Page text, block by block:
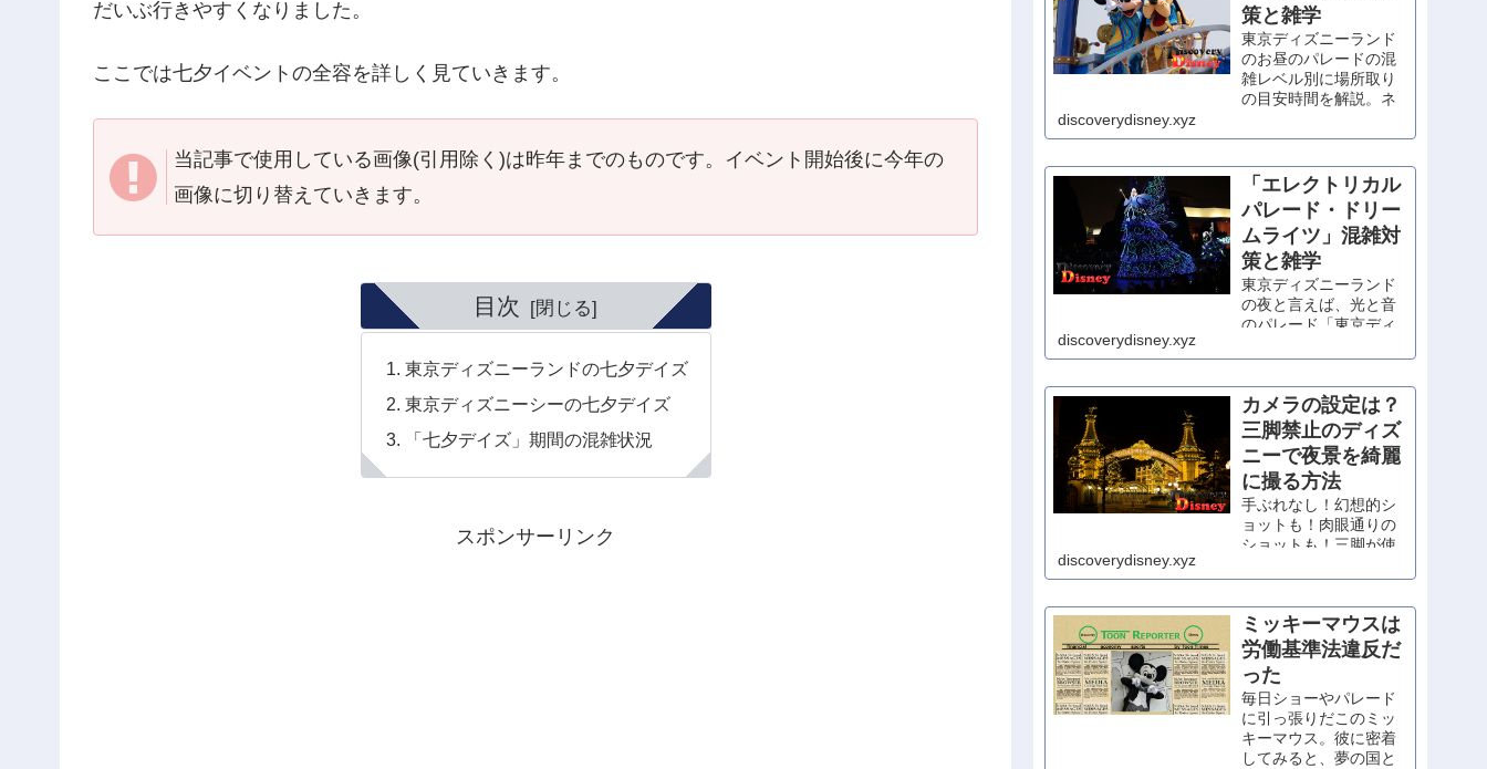
だいぶ行きやすくなりました。
ここでは七夕イベントの全容を詳しく見ていきます。
当記事で使用している画像(引用除く)は昨年までのものです。イベント開始後に今年の
画像に切り替えていきます。
目次
東京ディズニーランドの七夕デイズ
東京ディズニーシーの七夕デイズ
「七夕デイズ」期間の混雑状況
スポンサーリンク
能なので、予約無しの
当日利用もOK！
策と雑学
東京ディズニーランド
のお昼のパレードの混
雑レベル別に場所取り
の目安時間を解説。ネ
ぜた内容紹介もあり。
discoverydisney.xyz
「エレクトリカル
パレード・ドリー
ムライツ」混雑対
策と雑学
東京ディズニーランド
の夜と言えば、光と音
のパレード「東京ディ
トリカルパレード・ド
リームライツ」が大人
気です。混雑必至のパ
レードですが、うまく
立ち回って、東京ディ
ズニーランドでの１日
の締めに、ぜひ観賞し
たいですね。
…
discoverydisney.xyz
カメラの設定は？
三脚禁止のディズ
ニーで夜景を綺麗
に撮る方法
手ぶれなし！幻想的シ
ョットも！肉眼通りの
ショットも！三脚が使
綺麗な撮り方と、カメ
ラの基礎知識を分かり
やすく解説。
discoverydisney.xyz
ミッキーマウスは
労働基準法違反だ
った
毎日ショーやパレード
に引っ張りだこのミッ
キーマウス。彼に密着
してみると、夢の国と